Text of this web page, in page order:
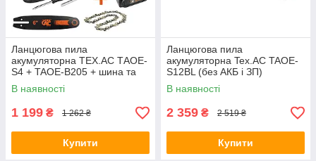
Ланцюгова пила
акумуляторна TEX.AC ТАOE-
S4 + TAOE-B205 + шина та
ланцюг 6 д
В наявності
1 199 ₴ 1 262 ₴
Купити
Ланцюгова пила
акумуляторна Tex.AC TAOE-
S12BL (без АКБ і ЗП)
В наявності
2 359 ₴ 2 519 ₴
Купити